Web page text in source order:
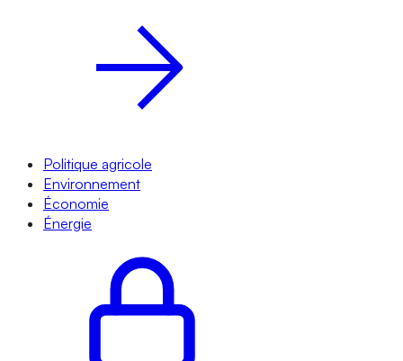
Politique agricole
Environnement
Économie
Énergie